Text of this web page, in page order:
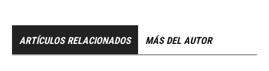
ARTÍCULOS RELACIONADOS MÁS DEL AUTOR